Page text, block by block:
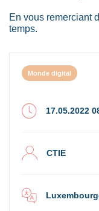
En vous remerciant
temps.
Monde digital
17.05.2022
CTIE